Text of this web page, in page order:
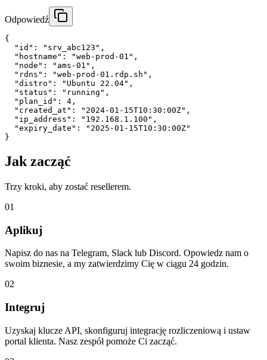
Odpowiedź
{
"id" : "srv_abc123" ,
"hostname" : "web-prod-01" ,
"node" : "ams-01" ,
"rdns" : "web-prod-01.rdp.sh" ,
"distro" : "Ubuntu 22.04" ,
"status" : "running" ,
"plan_id" : 4 ,
"created_at" : "2024-01-15T10:30:00Z" ,
"ip_address" : "192.168.1.100" ,
"expiry_date" :
"2025-01-15T10:30:00Z"
}
Jak zacząć
Trzy kroki, aby zostać resellerem.
01
Aplikuj
Napisz do nas na Telegram, Slack lub Discord. Opowiedz nam o
swoim biznesie, a my zatwierdzimy Cię w ciągu 24 godzin.
02
Integruj
Uzyskaj klucze API, skonfiguruj integrację rozliczeniową i ustaw
portal klienta. Nasz zespół pomoże Ci zacząć.